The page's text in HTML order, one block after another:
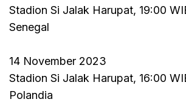
Stadion Si Jalak Harupat, 19:00
Senegal
14 November 2023
Stadion Si Jalak Harupat, 16:00
Polandia